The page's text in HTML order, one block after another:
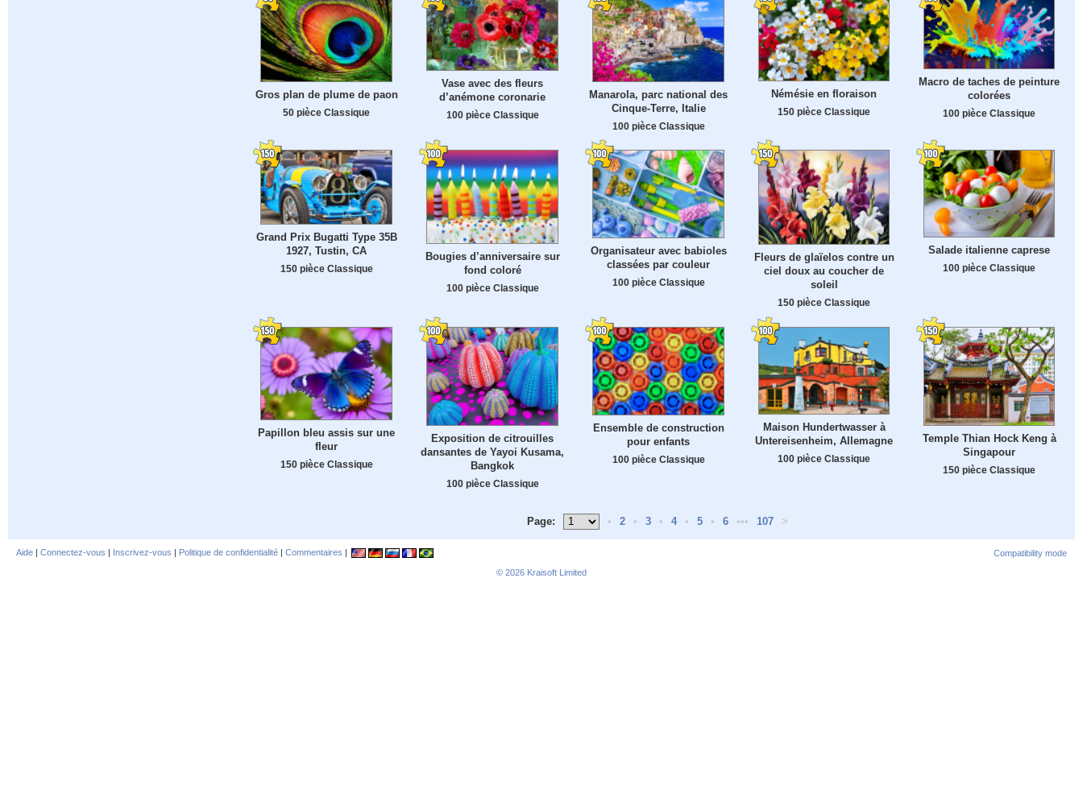
Gros plan de plume de paon
50 pièce Classique
Vase avec des fleurs
d’anémone coronarie
100 pièce Classique
Manarola, parc national des
Cinque-Terre, Italie
100 pièce Classique
Némésie en floraison
150 pièce Classique
Macro de taches de peinture
colorées
100 pièce Classique
Grand Prix Bugatti Type 35B
1927, Tustin, CA
150 pièce Classique
Bougies d’anniversaire sur
fond coloré
100 pièce Classique
Organisateur avec babioles
classées par couleur
100 pièce Classique
Fleurs de glaïelos contre un
ciel doux au coucher de
soleil
150 pièce Classique
Salade italienne caprese
100 pièce Classique
Papillon bleu assis sur une
fleur
150 pièce Classique
Exposition de citrouilles
dansantes de Yayoi Kusama,
Bangkok
100 pièce Classique
Ensemble de construction
pour enfants
100 pièce Classique
Maison Hundertwasser à
Untereisenheim, Allemagne
100 pièce Classique
Temple Thian Hock Keng à
Singapour
150 pièce Classique
Page: • 2 • 3 • 4 • 5 • 6 ••• 107 >
Aide | Connectez-vous | Inscrivez-vous | Politique de confidentialité | Commentaires |
Compatibility mode
© 2026 Kraisoft Limited